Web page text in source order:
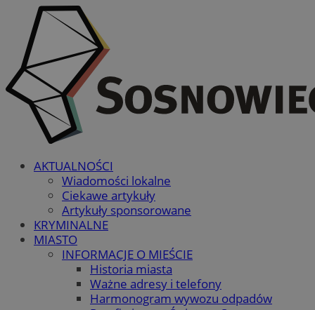
AKTUALNOŚCI
Wiadomości lokalne
Ciekawe artykuły
Artykuły sponsorowane
KRYMINALNE
MIASTO
INFORMACJE O MIEŚCIE
Historia miasta
Ważne adresy i telefony
Harmonogram wywozu odpadów